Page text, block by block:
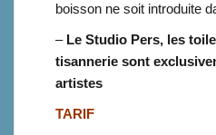
boisson ne soit introduite
– Le Studio Pers, les
tisannerie sont
artistes
TARIF